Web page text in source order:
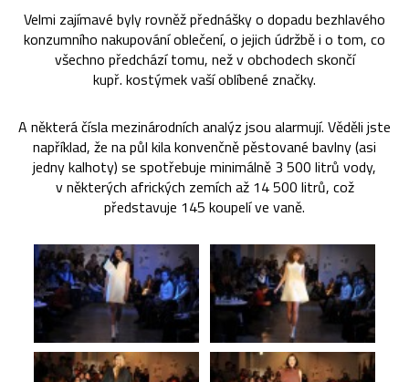
Velmi zajímavé byly rovněž přednášky o dopadu bezhlavého
konzumního nakupování oblečení, o jejich údržbě i o tom, co
všechno předchází tomu, než v obchodech skončí
kupř. kostýmek vaší oblíbené značky.
A některá čísla mezinárodních analýz jsou alarmují. Věděli jste
například, že na půl kila konvenčně pěstované bavlny (asi
jedny kalhoty) se spotřebuje minimálně 3 500 litrů vody,
v některých afrických zemích až 14 500 litrů, což
představuje 145 koupelí ve vaně.